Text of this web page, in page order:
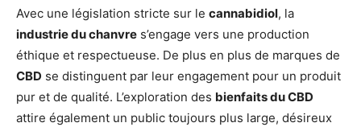
Avec une législation stricte sur le cannabidiol, la
industrie du chanvre s’engage vers une production
éthique et respectueuse. De plus en plus de marques de
CBD se distinguent par leur engagement pour un produit
pur et de qualité. L’exploration des bienfaits du CBD
attire également un public toujours plus large, désireux